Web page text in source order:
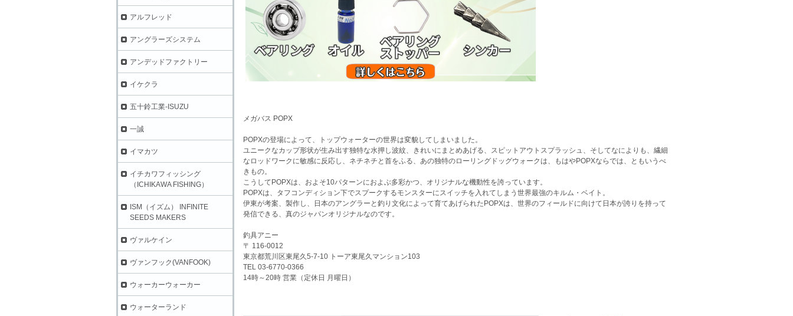
メガバス POPX
POPXの登場によって、トップウォーターの世界は変貌してしまいました。
ユニークなカップ形状が生み出す独特な水押し波紋、きれいにまとめあげる、スピットアウトスプラッシュ、そしてなによりも、繊細
なロッドワークに敏感に反応し、ネチネチと首をふる、あの独特のローリングドッグウォークは、もはやPOPXならでは、ともいうべ
きもの。
こうしてPOPXは、およそ10パターンにおよぶ多彩かつ、オリジナルな機動性を誇っています。
POPXは、タフコンディション下でスプークするモンスターにスイッチを入れてしまう世界最強のキルム・ベイト。
伊東が考案、製作し、日本のアングラーと釣り文化によって育てあげられたPOPXは、世界のフィールドに向けて日本が誇りを持って
発信できる、真のジャパンオリジナルなのです。
釣具アニー
〒 116-0012
東京都荒川区東尾久5-7-10 トーア東尾久マンション103
TEL 03-6770-0366
14時～20時 営業（定休日 月曜日）
アルフレッド
アングラーズシステム
アンデッドファクトリー
イケクラ
五十鈴工業-ISUZU
一誠
イマカツ
イチカワフィッシング
（ICHIKAWA FISHING）
ISM（イズム） INFINITE
SEEDS MAKERS
ヴァルケイン
ヴァンフック(VANFOOK)
ウォーカーウォーカー
ウォーターランド